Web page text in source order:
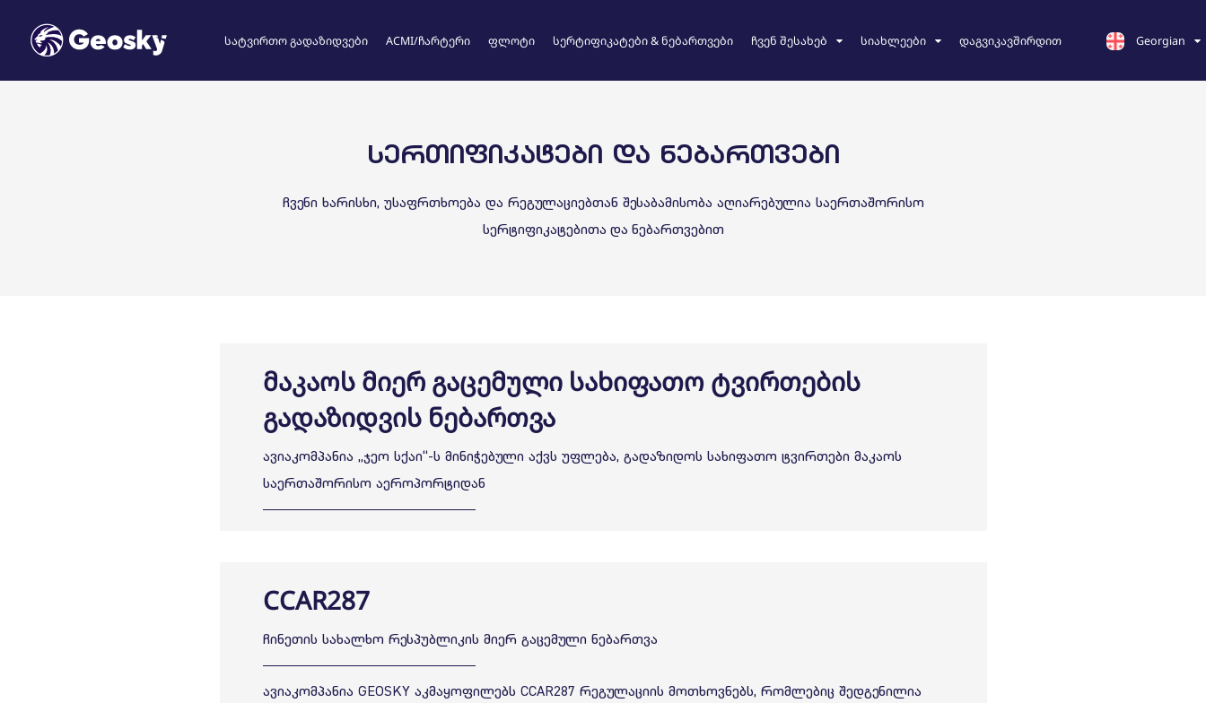
სატვირთო გადაზიდვები ACMI/ჩარტერი ფლოტი სერტიფიკატები & ნებართვები ჩვენ შესახებ სიახლეები დაგვიკავშირდით Georgian
ᲡᲔᲠᲗᲘᲤᲘᲙᲐᲢᲔᲑᲘ ᲓᲐ ᲜᲔᲑᲐᲠᲗᲕᲔᲑᲘ
ჩვენი ხარისხი, უსაფრთხოება და რეგულაციებთან შესაბამისობა აღიარებულია საერთაშორისო
სერტიფიკატებითა და ნებართვებით
მაკაოს მიერ გაცემული სახიფათო ტვირთების
გადაზიდვის ნებართვა
ავიაკომპანია ,,ჯეო სქაი“-ს მინიჭებული აქვს უფლება, გადაზიდოს სახიფათო ტვირთები მაკაოს
საერთაშორისო აეროპორტიდან
CCAR287
ჩინეთის სახალხო რესპუბლიკის მიერ გაცემული ნებართვა
ავიაკომპანია GEOSKY აკმაყოფილებს CCAR287 რეგულაციის მოთხოვნებს, რომლებიც შედგენილია